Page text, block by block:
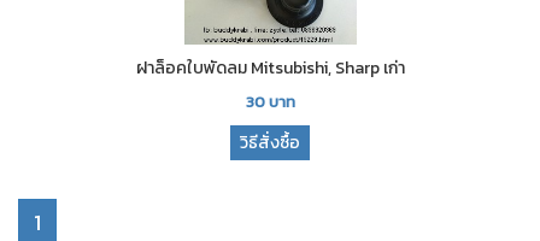
ฝาล็อคใบพัดลม Mitsubishi, Sharp เก่า
30บาท
วิธีสั่งซื้อ
1